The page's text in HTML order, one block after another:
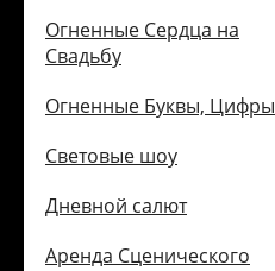
Огненные Сердца на
Свадьбу
Огненные Буквы, Цифры
Световые шоу
Дневной салют
Аренда Сценического